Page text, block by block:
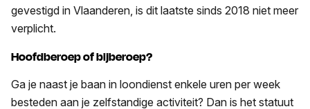
gevestigd in Vlaanderen, is dit laatste sinds 2018 niet meer
verplicht.
Hoofdberoep of bijberoep?
Ga je naast je baan in loondienst enkele uren per week
besteden aan je zelfstandige activiteit? Dan is het statuut